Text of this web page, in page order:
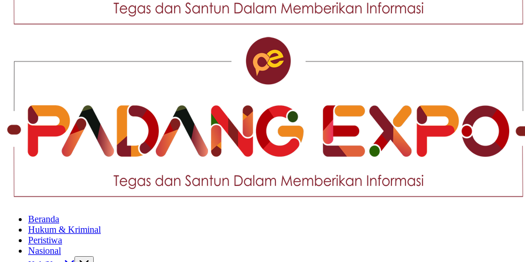
Santun
Memberikan
Informasi
Beranda
Hukum & Kriminal
Peristiwa
Nasional